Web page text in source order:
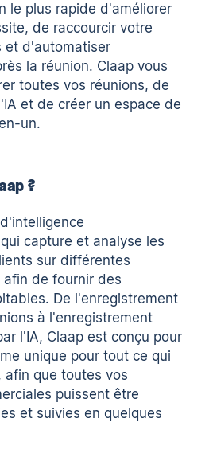
le plus rapide d'améliorer
de raccourcir votre
et d'automatiser
la réunion. Claap vous
toutes vos réunions, de
et de créer un espace de
un.
?
capture et analyse les
sur différentes
de fournir des
De l'enregistrement
à l'enregistrement
l'IA, Claap est conçu pour
unique pour tout ce qui
afin que toutes vos
puissent être
et suivies en quelques